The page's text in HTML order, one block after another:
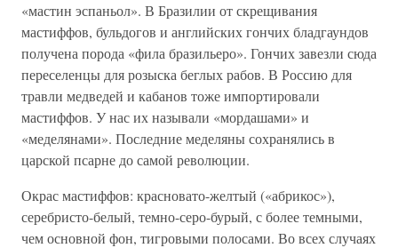
«мастин эспаньол». В Бразилии от скрещивания
мастиффов, бульдогов и английских гончих бладгаундов
получена порода «фила бразильеро». Гончих завезли сюда
переселенцы для розыска беглых рабов. В Россию для
травли медведей и кабанов тоже импортировали
мастиффов. У нас их называли «мордашами» и
«меделянами». Последние меделяны сохранялись в
царской псарне до самой революции.
Окрас мастиффов: красновато-желтый («абрикос»),
серебристо-белый, темно-серо-бурый, с более темными,
чем основной фон, тигровыми полосами. Во всех случаях